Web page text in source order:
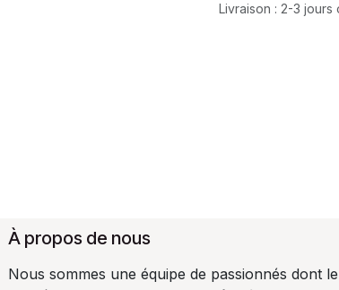
Livraison : 2-3 jours
À propos de nous
Nous sommes une équipe de passionnés dont